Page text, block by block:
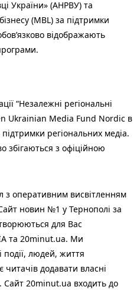
України» (АНРВУ) та
(MBL) за підтримки
відображають
“Незалежні регіональні
Ukrainian Media Fund Nordic в
регіональних медіа.
збігаються з офіційною
оперативним висвітленням
новин №1 у Тернополі за
для Вас
та 20minut.ua. Ми
події, людей, життя
додавати власні
Сайт 20minut.ua входить до